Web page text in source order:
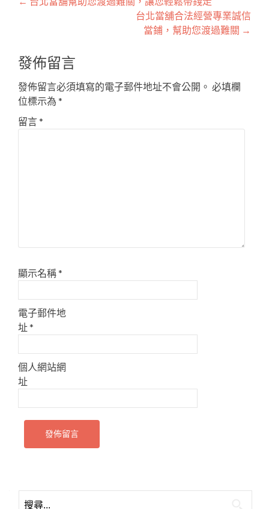
覽
台北當舖合法經營專業誠信
當鋪，幫助您渡過難關 →
發佈留言
發佈留言必須填寫的電子郵件地址不會公開。 必填欄
位標示為 *
留言*
顯示名稱*
電子郵件地
址*
個人網站網
址